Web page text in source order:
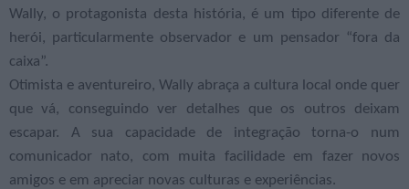
Wally, o protagonista desta história, é um tipo diferente de
herói, particularmente observador e um pensador “fora da
caixa”.
Otimista e aventureiro, Wally abraça a cultura local onde quer
que vá, conseguindo ver detalhes que os outros deixam
escapar. A sua capacidade de integração torna-o num
comunicador nato, com muita facilidade em fazer novos
amigos e em apreciar novas culturas e experiências.